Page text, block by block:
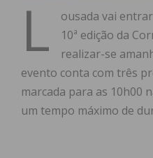
L
ousada vai
10ª edição da
realizar-se
evento conta com três
marcada para as 10h00
um tempo máximo de